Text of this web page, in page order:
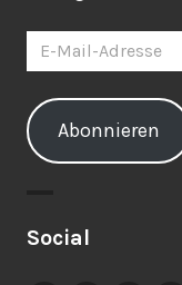
Mail-
Adresse
Abonnieren
Social